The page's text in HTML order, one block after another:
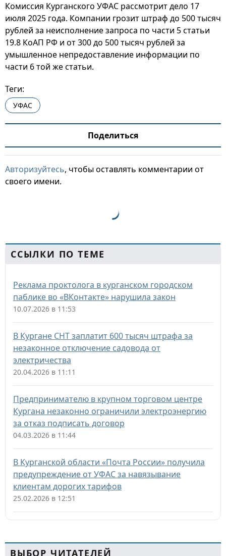
Комиссия Курганского УФАС рассмотрит дело 17
июля 2025 года. Компании грозит штраф до 500 тысяч
рублей за неисполнение запроса по части 5 статьи
19.8 КоАП РФ и от 300 до 500 тысяч рублей за
умышленное непредоставление информации по
части 6 той же статьи.
Теги:
УФАС
Поделиться
Авторизуйтесь, чтобы оставлять комментарии от
своего имени.
ССЫЛКИ ПО ТЕМЕ
Реклама проктолога в курганском городском
паблике во «ВКонтакте» нарушила закон
10.07.2026 в 11:53
В Кургане СНТ заплатит 600 тысяч штрафа за
незаконное отключение садовода от
электричества
20.04.2026 в 11:11
Предпринимателю в крупном торговом центре
Кургана незаконно ограничили электроэнергию
за отказ подписать договор
04.03.2026 в 11:44
В Курганской области «Почта России» получила
предупреждение от УФАС за навязывание
клиентам дорогих тарифов
25.02.2026 в 12:51
ВЫБОР ЧИТАТЕЛЕЙ